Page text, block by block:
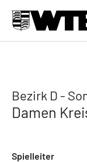
Bezirk D -
Damen
Spielleiter